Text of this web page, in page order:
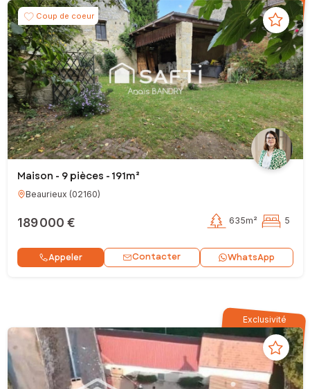
Coup de coeur
Maison - 9 pièces - 191m²
Beaurieux (02160)
189 000 € 635m² 5
Appeler Contacter WhatsApp
Exclusivité